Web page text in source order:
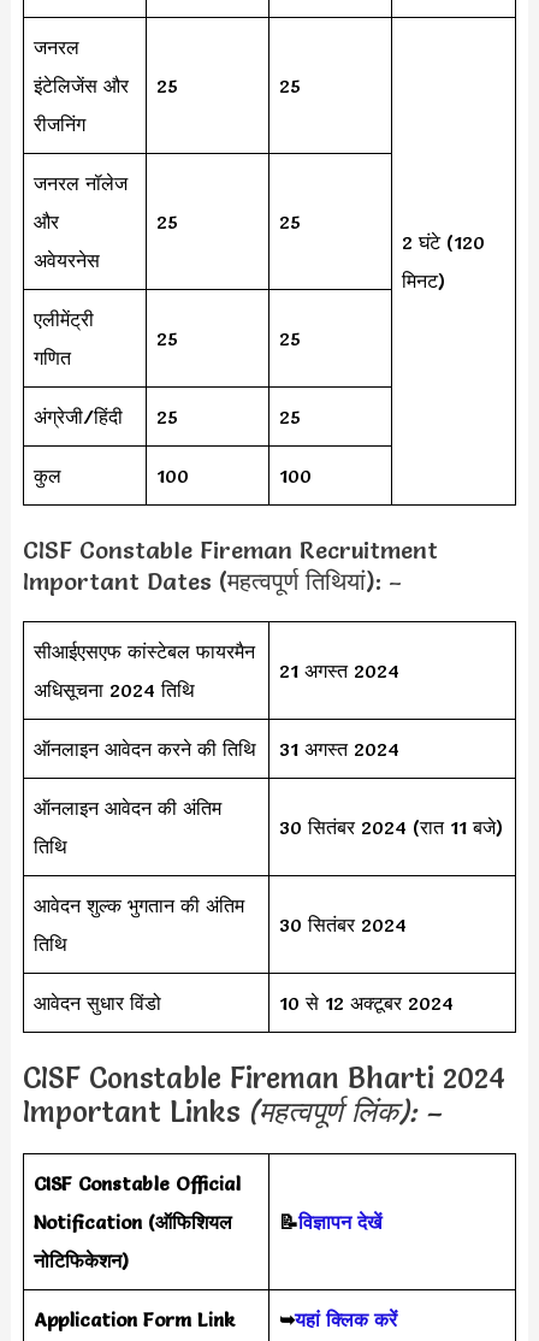
जनरल
इंटेलिजेंस और
रीजनिंग
25 25
2 घंटे (120
मिनट)
जनरल नॉलेज
और
अवेयरनेस
25 25
एलीमेंट्री
गणित
25 25
अंग्रेजी/हिंदी 25 25
कुल 100 100
CISF Constable Fireman Recruitment
Important Dates (महत्वपूर्ण तिथियां): –
सीआईएसएफ कांस्टेबल फायरमैन
अधिसूचना 2024 तिथि
21 अगस्त 2024
ऑनलाइन आवेदन करने की तिथि 31 अगस्त 2024
ऑनलाइन आवेदन की अंतिम
तिथि
30 सितंबर 2024 (रात 11 बजे)
आवेदन शुल्क भुगतान की अंतिम
तिथि
30 सितंबर 2024
आवेदन सुधार विंडो 10 से 12 अक्टूबर 2024
CISF Constable Fireman Bharti 2024
Important Links (महत्वपूर्ण लिंक): –
CISF Constable Official
Notification (ऑफिशियल
नोटिफिकेशन)
📝विज्ञापन देखें
Application Form Link ➥यहां क्लिक करें